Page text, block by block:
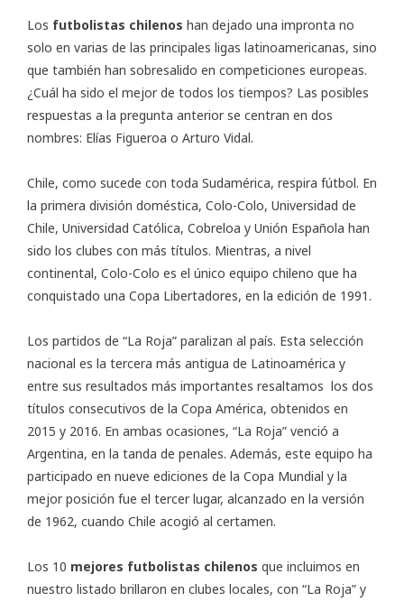
Los futbolistas chilenos han dejado una impronta no
solo en varias de las principales ligas latinoamericanas, sino
que también han sobresalido en competiciones europeas.
¿Cuál ha sido el mejor de todos los tiempos? Las posibles
respuestas a la pregunta anterior se centran en dos
nombres: Elías Figueroa o Arturo Vidal.
Chile, como sucede con toda Sudamérica, respira fútbol. En
la primera división doméstica, Colo-Colo, Universidad de
Chile, Universidad Católica, Cobreloa y Unión Española han
sido los clubes con más títulos. Mientras, a nivel
continental, Colo-Colo es el único equipo chileno que ha
conquistado una Copa Libertadores, en la edición de 1991.
Los partidos de “La Roja” paralizan al país. Esta selección
nacional es la tercera más antigua de Latinoamérica y
entre sus resultados más importantes resaltamos los dos
títulos consecutivos de la Copa América, obtenidos en
2015 y 2016. En ambas ocasiones, “La Roja” venció a
Argentina, en la tanda de penales. Además, este equipo ha
participado en nueve ediciones de la Copa Mundial y la
mejor posición fue el tercer lugar, alcanzado en la versión
de 1962, cuando Chile acogió al certamen.
Los 10 mejores futbolistas chilenos que incluimos en
nuestro listado brillaron en clubes locales, con “La Roja” y